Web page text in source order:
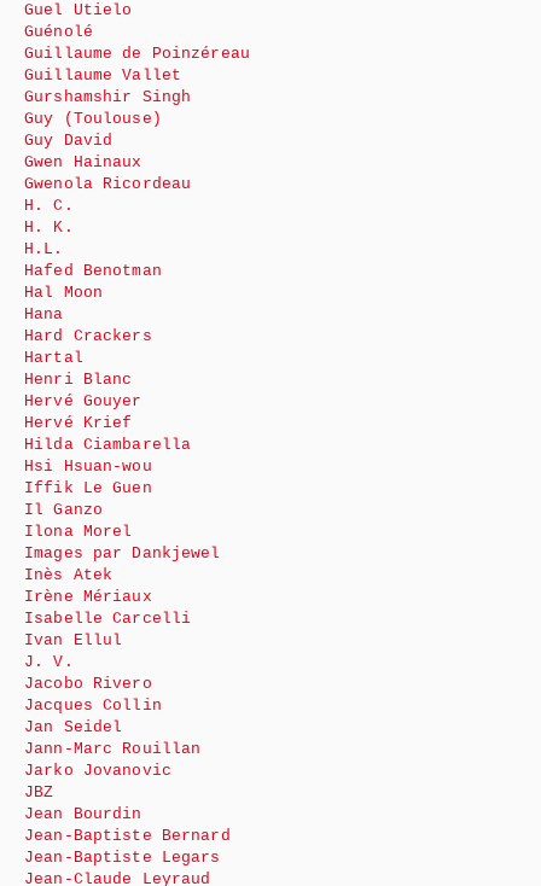
Guel Utielo
Guénolé
Guillaume de Poinzéreau
Guillaume Vallet
Gurshamshir Singh
Guy (Toulouse)
Guy David
Gwen Hainaux
Gwenola Ricordeau
H. C.
H. K.
H.L.
Hafed Benotman
Hal Moon
Hana
Hard Crackers
Hartal
Henri Blanc
Hervé Gouyer
Hervé Krief
Hilda Ciambarella
Hsi Hsuan-wou
Iffik Le Guen
Il Ganzo
Ilona Morel
Images par Dankjewel
Inès Atek
Irène Mériaux
Isabelle Carcelli
Ivan Ellul
J. V.
Jacobo Rivero
Jacques Collin
Jan Seidel
Jann-Marc Rouillan
Jarko Jovanovic
JBZ
Jean Bourdin
Jean-Baptiste Bernard
Jean-Baptiste Legars
Jean-Claude Leyraud